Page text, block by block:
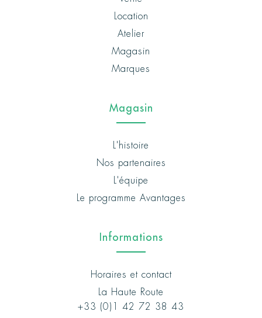
Location
Atelier
Magasin
Marques
Magasin
L'histoire
Nos partenaires
L'équipe
Le programme Avantages
Informations
Horaires et contact
La Haute Route
+33 (0)1 42 72 38 43